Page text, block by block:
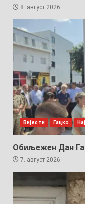
8. август 2026.
Вијести Гацко
Обиљежен Дан
7. август 2026.